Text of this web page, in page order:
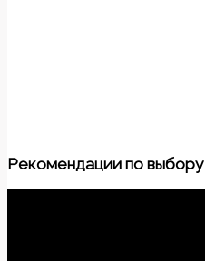
Рекомендации по выбору